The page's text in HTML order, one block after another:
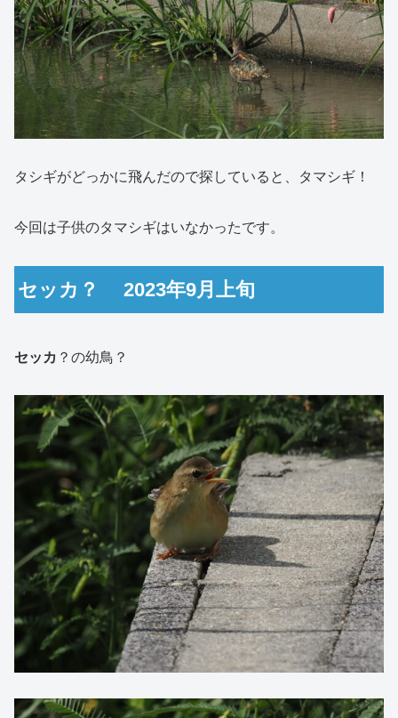
タシギがどっかに飛んだので探していると、タマシギ！
今回は子供のタマシギはいなかったです。
セッカ？ 2023年9月上旬
セッカ ？の幼鳥？